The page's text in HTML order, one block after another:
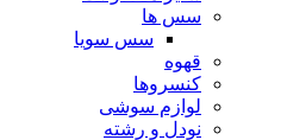
سس ها
سس سویا
قهوه
کنسروها
لوازم سوشی
نودل و رشته